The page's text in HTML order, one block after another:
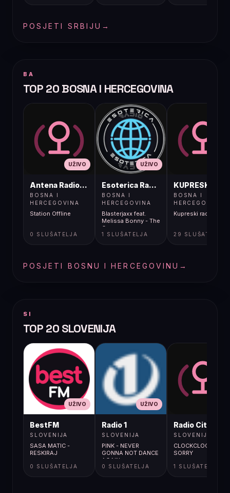
POSJETI SRBIJU →
BA
TOP 20 BOSNA I HERCEGOVINA
UŽIVO
Antena Radio, Jelah Tešanj
BOSNA I
HERCEGOVINA
Station Offline
0 SLUŠATELJA
UŽIVO
Esoterica Radio S1
BOSNA I
HERCEGOVINA
Blasterjaxx feat.
Melissa Bonny - The
Crown
1 SLUŠATELJA
BOSNA I
HERCEGOVINA
Kupreski radio
29 SLUŠATELJA
POSJETI BOSNU I HERCEGOVINU →
SI
TOP 20 SLOVENIJA
UŽIVO
BestFM
SLOVENIJA
SASA MATIC -
RESKIRAJ
0 SLUŠATELJA
UŽIVO
Radio 1
SLOVENIJA
PINK - NEVER
GONNA NOT DANCE
AGAIN
0 SLUŠATELJA
Radio City
SLOVENIJA
CLOCKCLOCK /
SORRY
1 SLUŠATELJA